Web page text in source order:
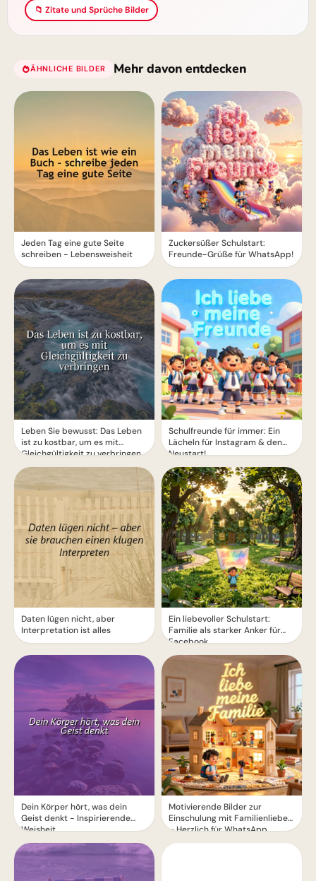
📁 Zitate und Sprüche Bilder
ÄHNLICHE BILDER Mehr davon entdecken
Jeden Tag eine gute Seite
schreiben - Lebensweisheit
Leben Sie bewusst: Das Leben
ist zu kostbar, um es mit
Gleichgültigkeit zu verbringen
Daten lügen nicht, aber
Interpretation ist alles
Dein Körper hört, was dein
Geist denkt - Inspirierende
Weisheit
Zuckersüßer Schulstart:
Freunde-Grüße für WhatsApp!
Schulfreunde für immer: Ein
Lächeln für Instagram & den
Neustart!
Ein liebevoller Schulstart:
Familie als starker Anker für
Facebook
Motivierende Bilder zur
Einschulung mit Familienliebe
– Herzlich für WhatsApp